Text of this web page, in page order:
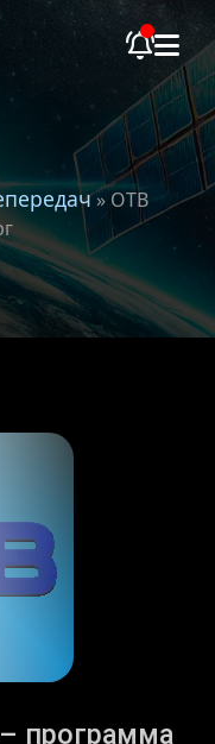
» ОТВ
программа